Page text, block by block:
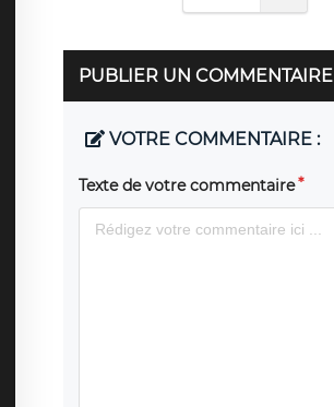
PUBLIER UN COMMENTAIRE
VOTRE COMMENTAIRE :
Texte de votre commentaire